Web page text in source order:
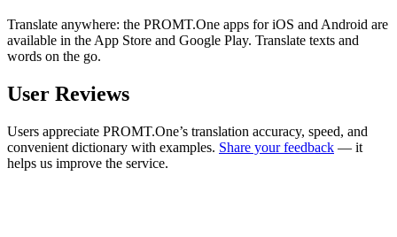
Translate anywhere: the PROMT.One apps for iOS and Android are
available in the App Store and Google Play. Translate texts and
words on the go.
User Reviews
Users appreciate PROMT.One’s translation accuracy, speed, and
convenient dictionary with examples. Share your feedback — it
helps us improve the service.